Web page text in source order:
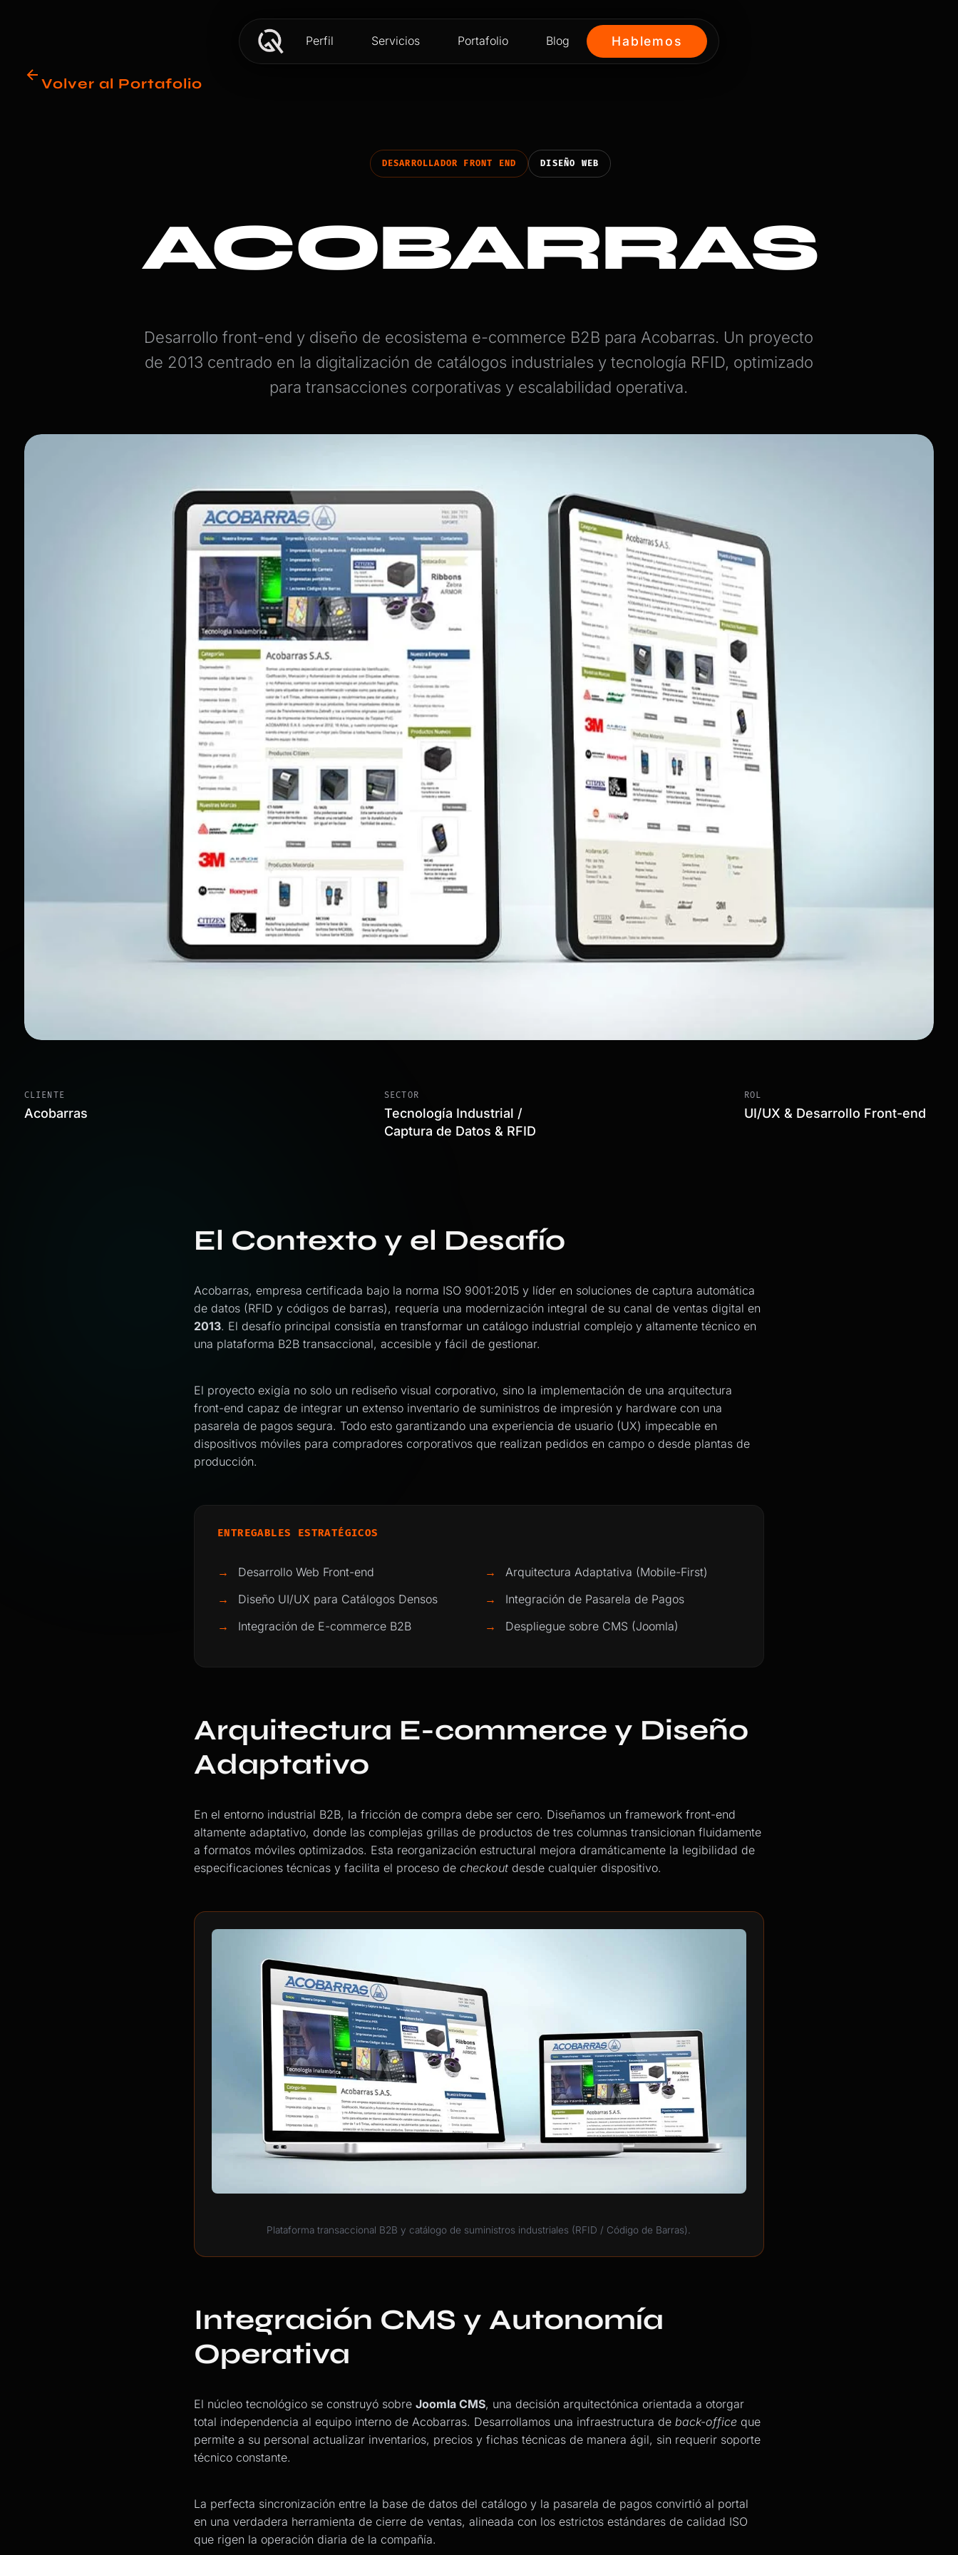
Perfil Servicios Portafolio Blog Hablemos
Volver al Portafolio
DESARROLLADOR FRONT END DISEÑO WEB
ACOBARRAS
Desarrollo front-end y diseño de ecosistema e-commerce B2B para Acobarras. Un proyecto
de 2013 centrado en la digitalización de catálogos industriales y tecnología RFID, optimizado
para transacciones corporativas y escalabilidad operativa.
CLIENTE
Acobarras
SECTOR
Tecnología Industrial /
Captura de Datos & RFID
ROL
UI/UX & Desarrollo Front-end
El Contexto y el Desafío
Acobarras, empresa certificada bajo la norma ISO 9001:2015 y líder en soluciones de captura automática
de datos (RFID y códigos de barras), requería una modernización integral de su canal de ventas digital en
2013. El desafío principal consistía en transformar un catálogo industrial complejo y altamente técnico en
una plataforma B2B transaccional, accesible y fácil de gestionar.
El proyecto exigía no solo un rediseño visual corporativo, sino la implementación de una arquitectura
front-end capaz de integrar un extenso inventario de suministros de impresión y hardware con una
pasarela de pagos segura. Todo esto garantizando una experiencia de usuario (UX) impecable en
dispositivos móviles para compradores corporativos que realizan pedidos en campo o desde plantas de
producción.
ENTREGABLES ESTRATÉGICOS
→
Desarrollo Web Front-end
→
Diseño UI/UX para Catálogos Densos
→
Integración de E-commerce B2B
→
Arquitectura Adaptativa (Mobile-First)
→
Integración de Pasarela de Pagos
→
Despliegue sobre CMS (Joomla)
Arquitectura E-commerce y Diseño
Adaptativo
En el entorno industrial B2B, la fricción de compra debe ser cero. Diseñamos un framework front-end
altamente adaptativo, donde las complejas grillas de productos de tres columnas transicionan fluidamente
a formatos móviles optimizados. Esta reorganización estructural mejora dramáticamente la legibilidad de
especificaciones técnicas y facilita el proceso de checkoutdesde cualquier dispositivo.
Plataforma transaccional B2B y catálogo de suministros industriales (RFID / Código de Barras).
Integración CMS y Autonomía
Operativa
El núcleo tecnológico se construyó sobre Joomla CMS, una decisión arquitectónica orientada a otorgar
total independencia al equipo interno de Acobarras. Desarrollamos una infraestructura de back-officeque
permite a su personal actualizar inventarios, precios y fichas técnicas de manera ágil, sin requerir soporte
técnico constante.
La perfecta sincronización entre la base de datos del catálogo y la pasarela de pagos convirtió al portal
en una verdadera herramienta de cierre de ventas, alineada con los estrictos estándares de calidad ISO
que rigen la operación diaria de la compañía.